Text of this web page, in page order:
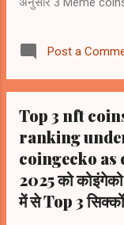
Post a
Top 3 nft
ranking
coingecko as
2025 को
में से Top 3